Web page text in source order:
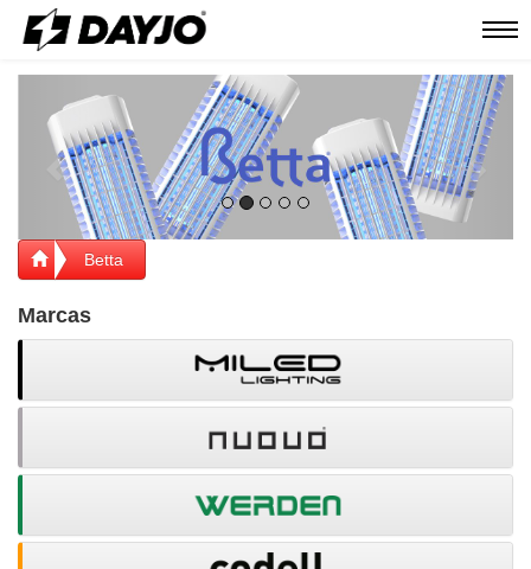
Previous Next
Betta
Marcas